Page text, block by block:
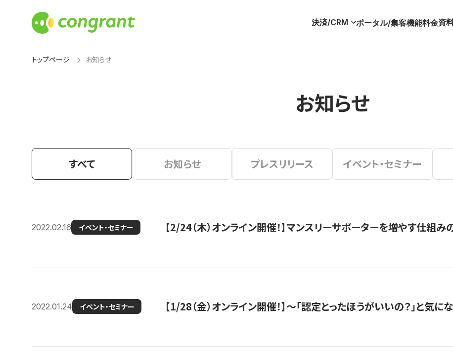
決済/CRM ポータル/集客機能料金資
トップページ お知らせ
お知らせ
すべて お知らせ プレスリリース イベント・セミナー
2022.02.16 イベント・セミナー 【2/24（木）オンライン開催！】マンスリーサポーターを増やす仕
2022.01.24 イベント・セミナー 【1/28（金）オンライン開催！】〜「認定とったほうがいいの？」と気